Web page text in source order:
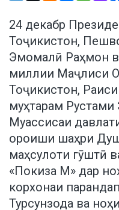
24 декабр
Тоҷикистон,
Эмомалӣ Раҳмон
миллии Маҷлиси
Тоҷикистон,
муҳтарам
Муассисаи
ороиши шаҳри
маҳсулоти гӯштӣ
«Покиза М» дар
корхонаи
Турсунзода ва